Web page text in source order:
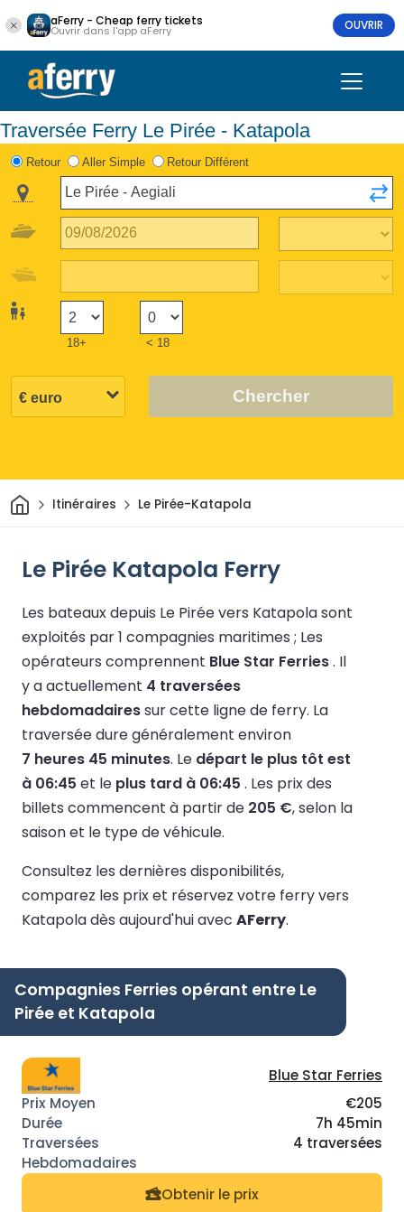
aFerry - Cheap ferry tickets
Ouvrir dans l'app aFerry OUVRIR
Traversée Ferry Le Pirée - Katapola
Retour Aller Simple Retour Différent
18+ < 18
Chercher
Maison
Itinéraires Le Pirée-Katapola
Le Pirée Katapola Ferry
Les bateaux depuis Le Pirée vers Katapola sont
exploités par 1 compagnies maritimes ; Les
opérateurs comprennent Blue Star Ferries. Il
y a actuellement 4 traversées
hebdomadairessur cette ligne de ferry. La
traversée dure généralement environ
7 heures 45 minutes. Le départ le plus tôt est
à 06:45 et le plus tard à 06:45 . Les prix des
billets commencent à partir de 205 €, selon la
saison et le type de véhicule.
Consultez les dernières disponibilités,
comparez les prix et réservez votre ferry vers
Katapola dès aujourd'hui avec AFerry.
Compagnies Ferries opérant entre Le
Pirée et Katapola
Blue Star Ferries
€205
7h 45min
4 traversées
Obtenir le prix